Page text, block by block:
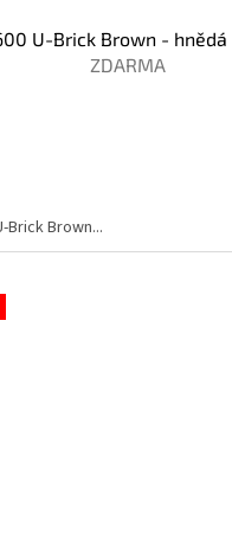
U-Brick Brown - hnědá
ZDARMA
Brick Brown...